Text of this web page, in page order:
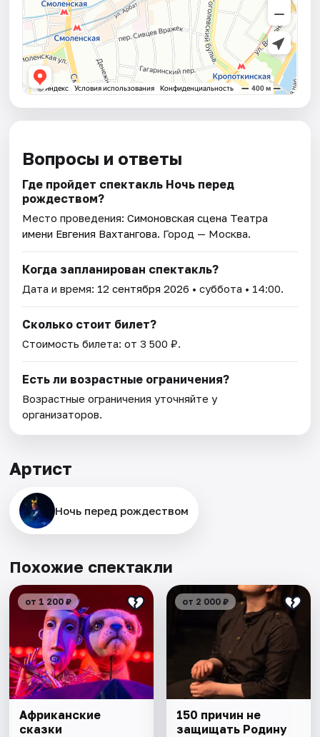
Вопросы и ответы
Где пройдет спектакль Ночь перед
рождеством?
Место проведения:Симоновская сцена Театра
имени Евгения Вахтангова. Город — Москва.
Когда запланирован спектакль?
Дата и время: 12 сентября 2026 • суббота • 14:00.
Сколько стоит билет?
Стоимость билета: от 3 500 ₽.
Есть ли возрастные ограничения?
Возрастные ограничения уточняйте у
организаторов.
Артист
Ночь перед рождеством
Похожие спектакли
от 1 200 ₽
Африканские
сказки
от 2 000 ₽
150 причин не
защищать Родину